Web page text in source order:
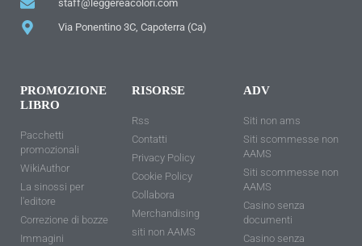
staff@leggereacolori.com
Via Ponentino 3C, Capoterra (Ca)
PROMOZIONE
LIBRO
Pacchetti
promozionali
WikiAuthor
La sinossi per
l'editore
Correzione di bozze
Immagini
RISORSE
Rss
Contatti
Privacy Policy
Cookie Policy
Collabora
Merchandising
siti non AAMS
ADV
Siti non ams
Siti scommesse non
AAMS
Siti scommesse non
AAMS
Casino senza
documenti
Casino senza